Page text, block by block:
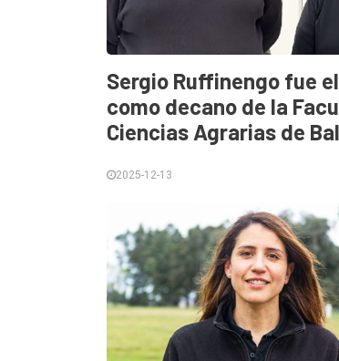
Sergio Ruffinengo fue
como decano de la
Ciencias Agrarias de
2025-12-13